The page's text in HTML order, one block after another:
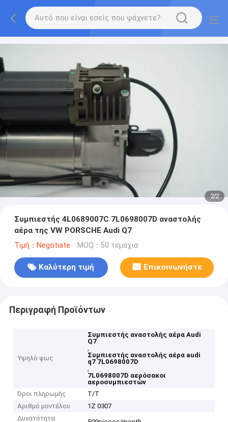
2/2
Συμπιεστής 4L0689007C 7L0698007D αναστολής
αέρα της VW PORSCHE Audi Q7
Τιμή：Negotiate MOQ：50 τεμάχια
Καλύτερη τιμή Επικοινωνήστε
Περιγραφή Προϊόντων
Υψηλό φως
Συμπιεστής αναστολής αέρα Audi
Q7
,
Συμπιεστής αναστολής αέρα audi
q7 7L0698007D
,
7L0698007D αερόσακοι
αεροσυμπιεστών
Όροι πληρωμής
T/T
Αριθμό μοντέλου
1Z 0307
Δυνατότητα